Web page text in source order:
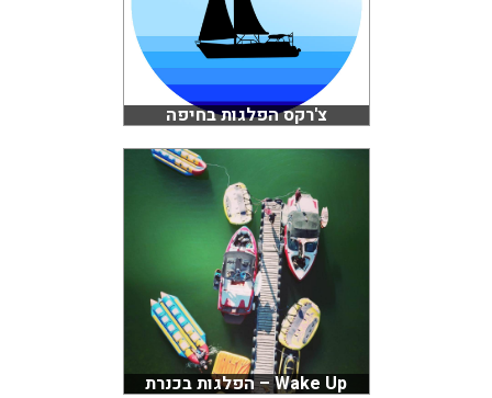
צ'רקס הפלגות בחיפה
Wake Up – הפלגות בכנרת